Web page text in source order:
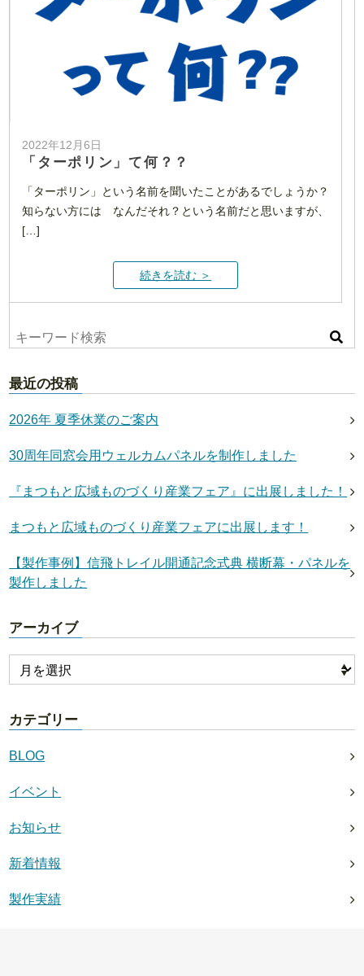
2022年12月6日
「ターポリン」て何？？
「ターポリン」という名前を聞いたことがあるでしょうか？
知らない方には なんだそれ？という名前だと思いますが、
[…]
続きを読む ＞
最近の投稿
2026年 夏季休業のご案内
30周年同窓会用ウェルカムパネルを制作しました
『まつもと広域ものづくり産業フェア』に出展しました！
まつもと広域ものづくり産業フェアに出展します！
【製作事例】信飛トレイル開通記念式典 横断幕・パネルを
製作しました
アーカイブ
カテゴリー
BLOG
イベント
お知らせ
新着情報
製作実績